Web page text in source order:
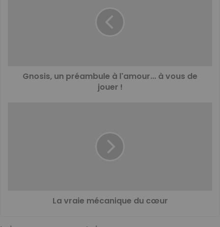
Gnosis, un préambule à l'amour... à vous de
jouer !
La vraie mécanique du cœur